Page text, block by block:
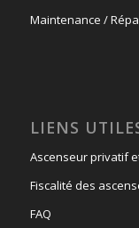
Maintenance /
LIENS
Ascenseur privatif
Fiscalité des
FAQ